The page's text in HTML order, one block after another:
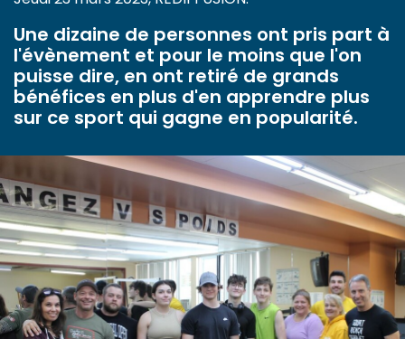
Une dizaine de personnes ont pris part à
l'évènement et pour le moins que l'on
puisse dire, en ont retiré de grands
bénéfices en plus d'en apprendre plus
sur ce sport qui gagne en popularité.